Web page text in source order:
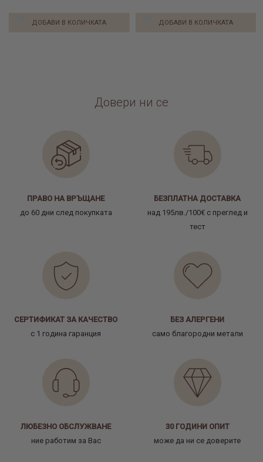
ДОБАВИ В КОЛИЧКАТА ДОБАВИ В КОЛИЧКАТА
Довери ни се
ПРАВО НА ВРЪЩАНЕ
до 60 дни след покупката
БЕЗПЛАТНА ДОСТАВКА
над 195лв./100€ с преглед и
тест
СЕРТИФИКАТ ЗА КАЧЕСТВО
с 1 година гаранция
БЕЗ АЛЕРГЕНИ
само благородни метали
ЛЮБЕЗНО ОБСЛУЖВАНЕ
ние работим за Вас
30 ГОДИНИ ОПИТ
може да ни се доверите